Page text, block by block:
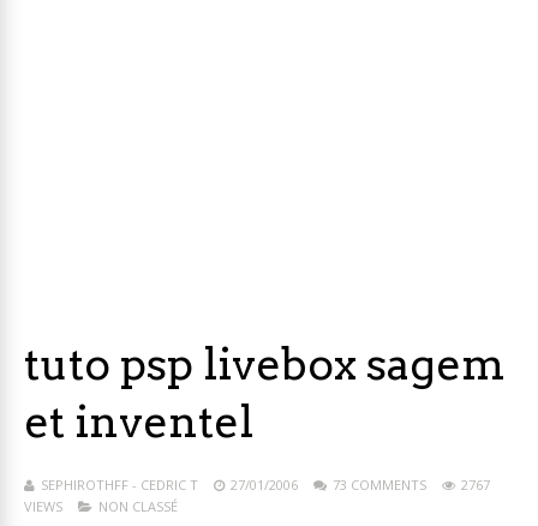
tuto psp livebox sagem
et inventel
SEPHIROTHFF - CEDRIC T 27/01/2006 73 COMMENTS
2767
VIEWS
NON CLASSÉ